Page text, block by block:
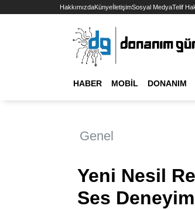
HakkımızdaKünyeİletişimSosyal MedyaTelif
HABER MOBIL DONANIM
Genel
Yeni Nesil
Ses